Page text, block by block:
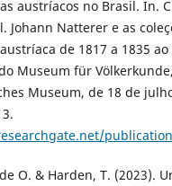
austríacos no Brasil. In.
Johann Natterer e as
de 1817 a 1835
Museum für
Museum, de 18 de
publication/
O. & Harden, T. (2023).